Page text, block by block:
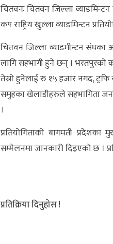
चितवनः चितवन जिल्ला
कप राष्ट्रिय खुल्ला व्याडमिन्टन
चितवन जिल्ला व्याडमीन्टन संघका
लागि सहभागी हुने छन् । भरतपुरको
तेस्रो हुनेलाई रु १५ हजार नगद,
समुहका खेलाडीहरुले सहभागिता
।
प्रतियोगिताको बागमती
सम्मेलनमा जानकारी दिइएको छ ।
प्रतिक्रिया दिनुहोस !